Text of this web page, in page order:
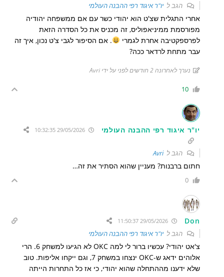
הגב ליו"ר איגוד רפי ההבנה העולמי
אחרי התגלית שצ'ט הוא יהודי כשר עם אם ממשפחה יהודיה
מפורסמת ממיניאפוליס, זה מכניס את כל הסדרה הזאת
לפרספקטיבה אחרת לגמרי
. אם הסיפור לגבי צ'ט נכון, איך זה
עבר מתחת לרדאר ככה?
נערך לאחרונה 2 חודשים לפני על ידי Avri
10
יו"ר איגוד רפי ההבנה העולמי 29/05/2026 10:32:35
הגב לAvri
חתום ברבנות? מעניין שהוא הסתיר את זה…
0
Don
הגב ליו"ר איגוד רפי ההבנה העולמי
צ'אט יהודי? עכשיו ברור לי למה OKC לא הגיעו למשחק 6. הרי
אלוהים ידאג ש-OKC ינצחו במשחק 7, וגם ייקחו אליפות. טוב
שלא ידענו מההתחלה שהוא יהודי, כי אז כל התחרות הייתה